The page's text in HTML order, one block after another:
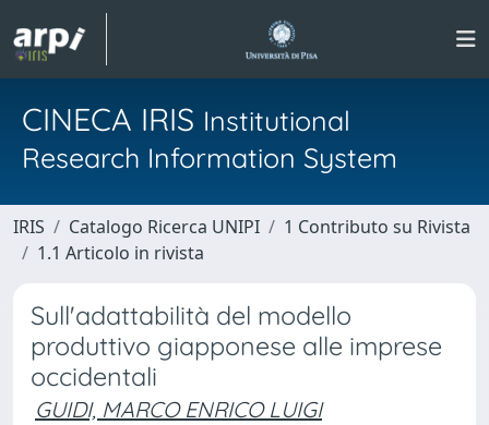
CINECA IRIS Institutional
Research Information System
IRIS Catalogo Ricerca UNIPI
1 Contributo su Rivista
1.1 Articolo in rivista
Sull'adattabilità del modello
produttivo giapponese alle imprese
occidentali
GUIDI, MARCO ENRICO LUIGI